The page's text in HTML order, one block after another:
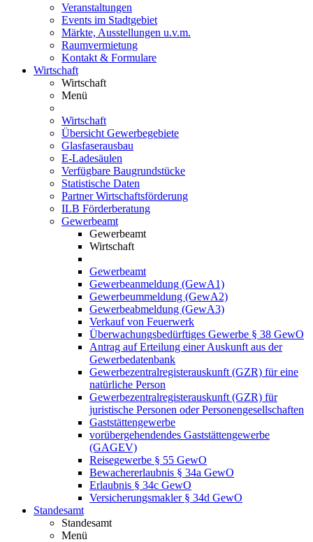
Veranstaltungen
Events im Stadtgebiet
Märkte, Ausstellungen u.v.m.
Raumvermietung
Kontakt & Formulare
Wirtschaft
Wirtschaft
Menü
Wirtschaft
Übersicht Gewerbegebiete
Glasfaserausbau
E-Ladesäulen
Verfügbare Baugrundstücke
Statistische Daten
Partner Wirtschaftsförderung
ILB Förderberatung
Gewerbeamt
Gewerbeamt
Wirtschaft
Gewerbeamt
Gewerbeanmeldung (GewA1)
Gewerbeummeldung (GewA2)
Gewerbeabmeldung (GewA3)
Verkauf von Feuerwerk
Überwachungsbedürftiges Gewerbe § 38 GewO
Antrag auf Erteilung einer Auskunft aus der
Gewerbedatenbank
Gewerbezentralregisterauskunft (GZR) für eine
natürliche Person
Gewerbezentralregisterauskunft (GZR) für
juristische Personen oder Personengesellschaften
Gaststättengewerbe
vorübergehendendes Gaststättengewerbe
(GAGEV)
Reisegewerbe § 55 GewO
Bewachererlaubnis § 34a GewO
Erlaubnis § 34c GewO
Versicherungsmakler § 34d GewO
Standesamt
Standesamt
Menü